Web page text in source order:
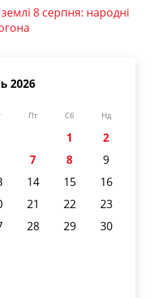
8 серпня: народні
2026
Пт Сб Нд
1
2
7 8
9
14 15
16
21 22
23
28 29
30